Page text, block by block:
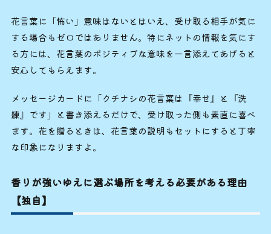
花言葉に「怖い」意味はないとはいえ、受け取る相手が気に
する場合もゼロではありません。特にネットの情報を気にす
る方には、花言葉のポジティブな意味を一言添えてあげると
安心してもらえます。
メッセージカードに「クチナシの花言葉は『幸せ』と『洗
練』です」と書き添えるだけで、受け取った側も素直に喜べ
ます。花を贈るときは、花言葉の説明もセットにすると丁寧
な印象になりますよ。
香りが強いゆえに選ぶ場所を考える必要がある理由
【独自】